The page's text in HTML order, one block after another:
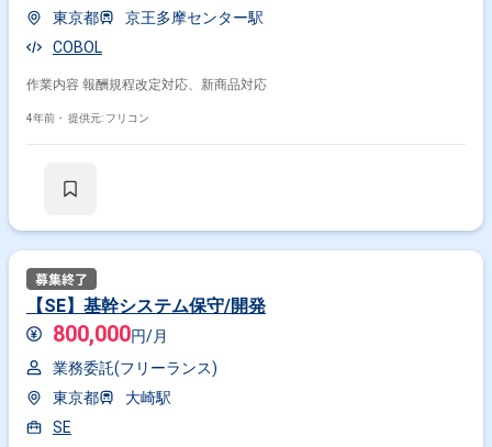
東京都
京王多摩センター駅
COBOL
作業内容 報酬規程改定対応、新商品対応
4年前・ 提供元: フリコン
【SE】基幹システム保守/開発
800,000円/月
業務委託(フリーランス)
東京都
大崎駅
SE